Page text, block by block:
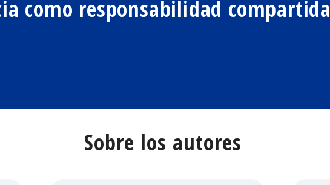
como responsabilidad compartida
Sobre los autores